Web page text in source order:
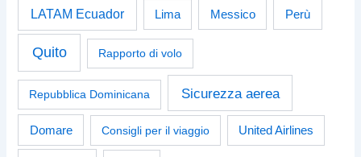
LATAM Ecuador Lima Messico Perù
Quito Rapporto di volo
Repubblica Dominicana Sicurezza aerea
Domare Consigli per il viaggio United Airlines